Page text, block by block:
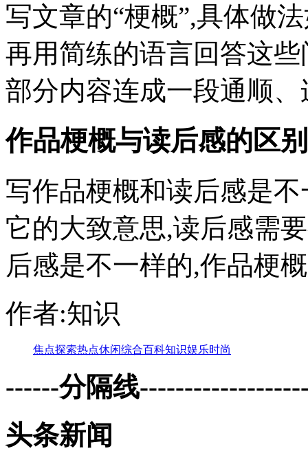
写文章的“梗概”,具体做
再用简练的语言回答这
部分内容连成一段通顺
作品梗概与读后感的区
写作品梗概和读后感是
它的大致意思,读后感需
后感是不一样的,作品梗
作者:知识
焦点探索热点休闲综合百科知识娱乐时尚
------分隔线
头条新闻